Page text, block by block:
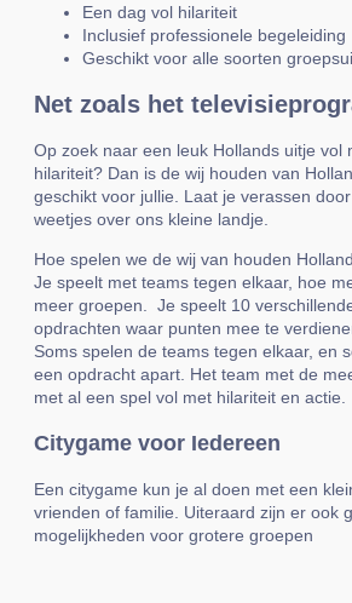
Een dag vol hilariteit
Inclusief professionele begeleiding
Geschikt voor alle soorten
Net zoals het
Op zoek naar een leuk Hollands uitje vol
hilariteit? Dan is de wij houden van
geschikt voor jullie. Laat je verassen
weetjes over ons kleine landje.
Hoe spelen we de wij van houden
Je speelt met teams tegen elkaar, hoe
meer groepen. Je speelt 10
opdrachten waar punten mee te
Soms spelen de teams tegen elkaar, en
een opdracht apart. Het team met de
met al een spel vol met hilariteit en actie.
Citygame voor Iedereen
Een citygame kun je al doen met een
vrienden of familie. Uiteraard zijn er ook
mogelijkheden voor grotere groepen